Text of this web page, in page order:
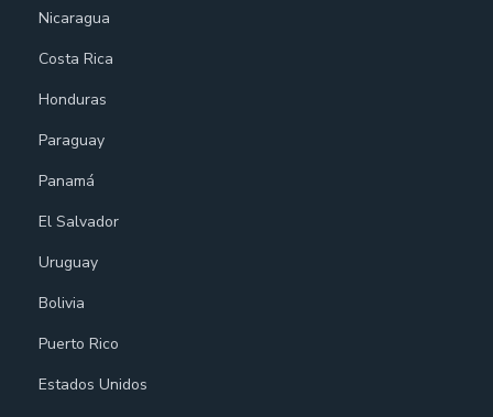
Nicaragua
Costa Rica
Honduras
Paraguay
Panamá
El Salvador
Uruguay
Bolivia
Puerto Rico
Estados Unidos